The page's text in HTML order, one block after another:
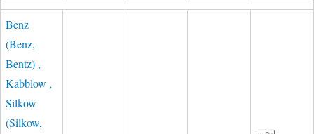
Benz
(Benz,
Bentz) ,
Kabblow ,
Silkow
(Silkow,